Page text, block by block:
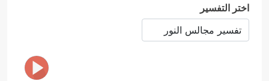
اختر التفسير